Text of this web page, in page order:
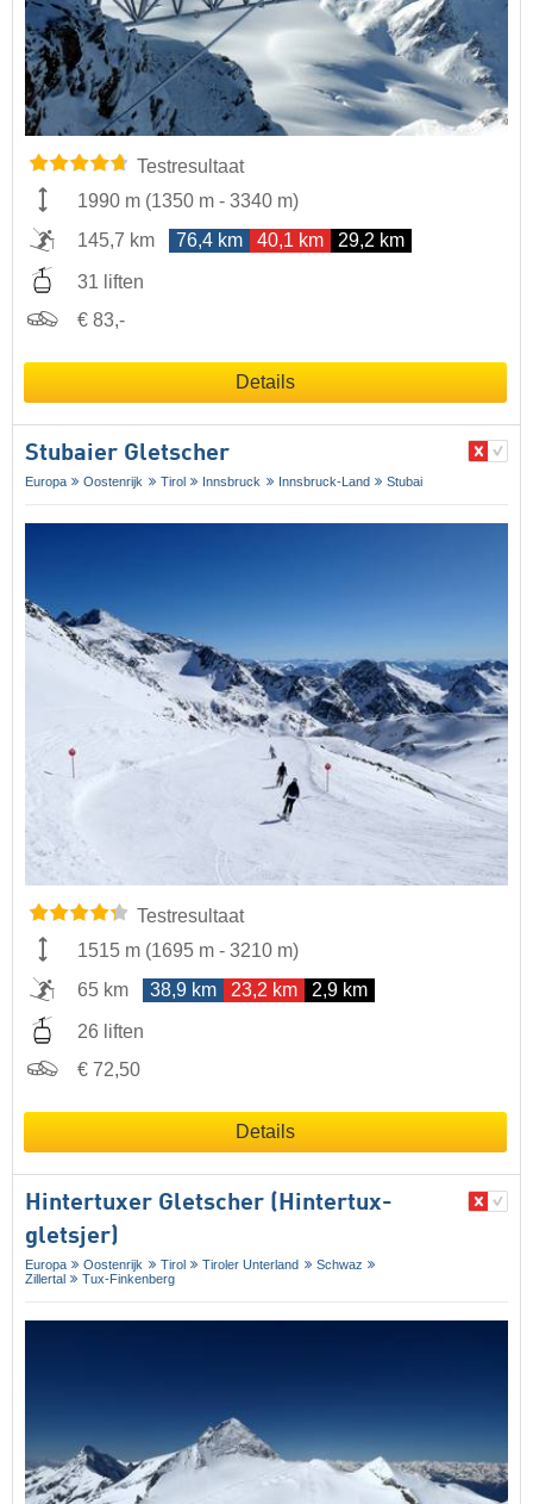
Testresultaat
1990 m (1350 m - 3340 m)
145,7 km
76,4 km 40,1 km 29,2 km
31 liften
€ 83,-
Details
Stubaier Gletscher
Europa Oostenrijk Tirol Innsbruck Innsbruck-Land Stubai
Testresultaat
1515 m (1695 m - 3210 m)
65 km
38,9 km 23,2 km 2,9 km
26 liften
€ 72,50
Details
Hintertuxer Gletscher (Hintertux-
gletsjer)
Europa Oostenrijk Tirol Tiroler Unterland
Schwaz
Zillertal
Tux-Finkenberg